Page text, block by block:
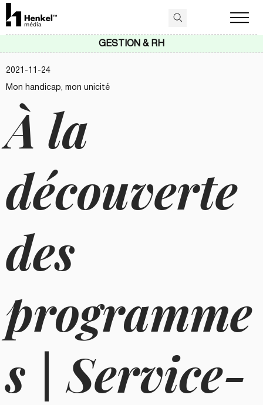
2021-11-24
À la
découverte
des
programme
s | Service-
Mon handicap, mon unicité
GESTION & RH